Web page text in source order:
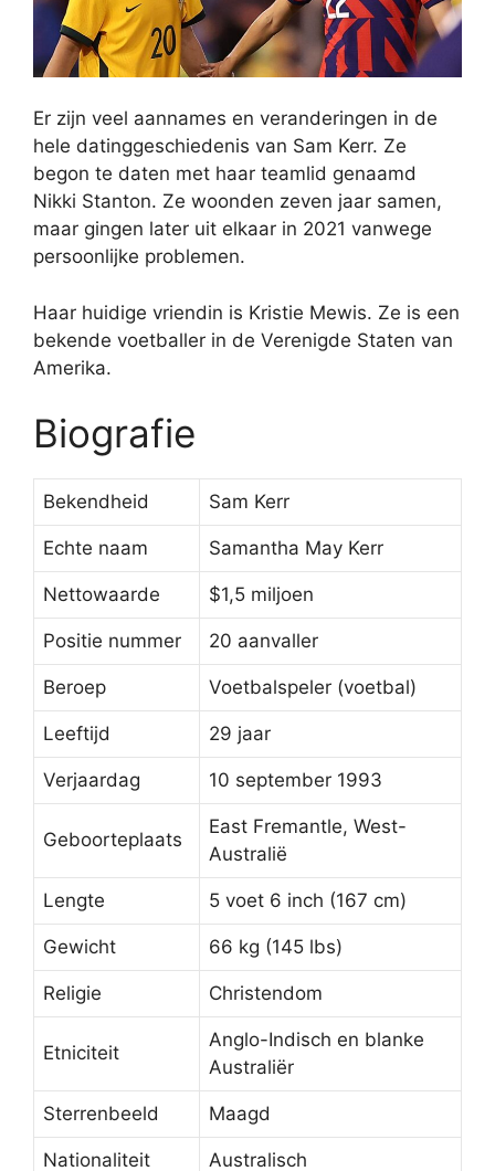
Er zijn veel aannames en veranderingen in de
hele datinggeschiedenis van Sam Kerr. Ze
begon te daten met haar teamlid genaamd
Nikki Stanton. Ze woonden zeven jaar samen,
maar gingen later uit elkaar in 2021 vanwege
persoonlijke problemen.
Haar huidige vriendin is Kristie Mewis. Ze is een
bekende voetballer in de Verenigde Staten van
Amerika.
Biografie
Bekendheid Sam Kerr
Echte naam Samantha May Kerr
Nettowaarde $1,5 miljoen
Positie nummer 20 aanvaller
Beroep Voetbalspeler (voetbal)
Leeftijd 29 jaar
Verjaardag 10 september 1993
Geboorteplaats
East Fremantle, West-
Australië
Lengte 5 voet 6 inch (167 cm)
Gewicht 66 kg (145 lbs)
Religie Christendom
Etniciteit
Anglo-Indisch en blanke
Australiër
Sterrenbeeld Maagd
Nationaliteit Australisch